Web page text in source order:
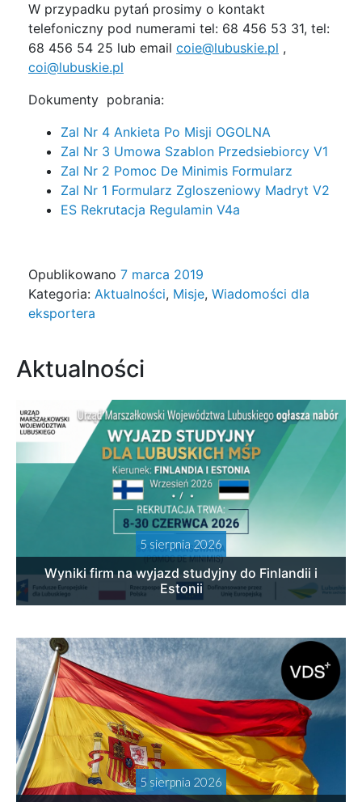
W przypadku pytań prosimy o kontakt
telefoniczny pod numerami tel: 68 456 53 31, tel:
68 456 54 25 lub email coie@lubuskie.pl ,
coi@lubuskie.pl
Dokumenty pobrania:
Zal Nr 4 Ankieta Po Misji OGOLNA
Zal Nr 3 Umowa Szablon Przedsiebiorcy V1
Zal Nr 2 Pomoc De Minimis Formularz
Zal Nr 1 Formularz Zgloszeniowy Madryt V2
ES Rekrutacja Regulamin V4a
Opublikowano 7 marca 2019
Kategoria: Aktualności, Misje, Wiadomości dla
eksportera
Aktualności
5 sierpnia 2026
Wyniki firm na wyjazd studyjny do Finlandii i
Estonii
5 sierpnia 2026